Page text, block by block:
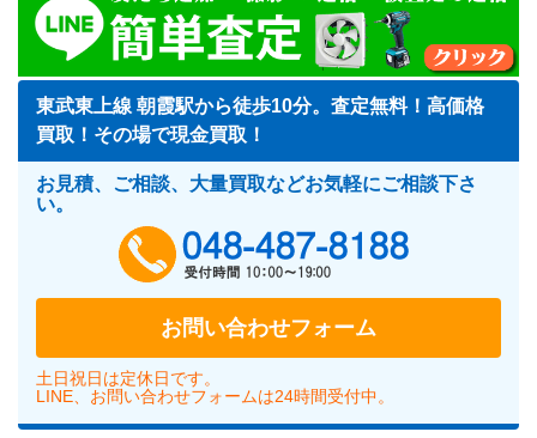
東武東上線 朝霞駅から徒歩10分。査定無料！高価格
買取！その場で現金買取！
お見積、ご相談、大量買取などお気軽にご相談下さ
い。
お問い合わせフォーム
土日祝日は定休日です。
LINE、お問い合わせフォームは24時間受付中。